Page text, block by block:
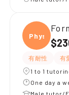
Physi
有耐性 有
1 to 1
One day a
Male tutor/